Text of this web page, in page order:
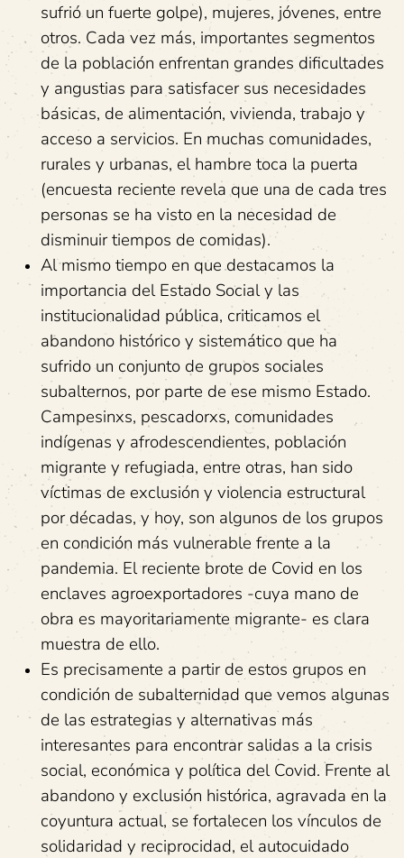
sufrió un fuerte golpe), mujeres, jóvenes, entre
otros. Cada vez más, importantes segmentos
de la población enfrentan grandes dificultades
y angustias para satisfacer sus necesidades
básicas, de alimentación, vivienda, trabajo y
acceso a servicios. En muchas comunidades,
rurales y urbanas, el hambre toca la puerta
(encuesta reciente revela que una de cada tres
personas se ha visto en la necesidad de
disminuir tiempos de comidas).
Al mismo tiempo en que destacamos la
importancia del Estado Social y las
institucionalidad pública, criticamos el
abandono histórico y sistemático que ha
sufrido un conjunto de grupos sociales
subalternos, por parte de ese mismo Estado.
Campesinxs, pescadorxs, comunidades
indígenas y afrodescendientes, población
migrante y refugiada, entre otras, han sido
víctimas de exclusión y violencia estructural
por décadas, y hoy, son algunos de los grupos
en condición más vulnerable frente a la
pandemia. El reciente brote de Covid en los
enclaves agroexportadores -cuya mano de
obra es mayoritariamente migrante- es clara
muestra de ello.
Es precisamente a partir de estos grupos en
condición de subalternidad que vemos algunas
de las estrategias y alternativas más
interesantes para encontrar salidas a la crisis
social, económica y política del Covid. Frente al
abandono y exclusión histórica, agravada en la
coyuntura actual, se fortalecen los vínculos de
solidaridad y reciprocidad, el autocuidado